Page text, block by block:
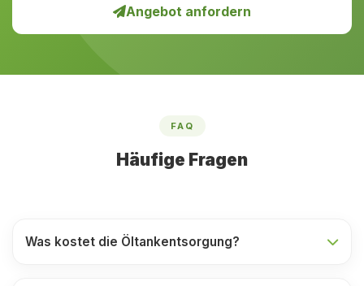
Angebot anfordern
FAQ
Häufige Fragen
Was kostet die Öltankentsorgung?